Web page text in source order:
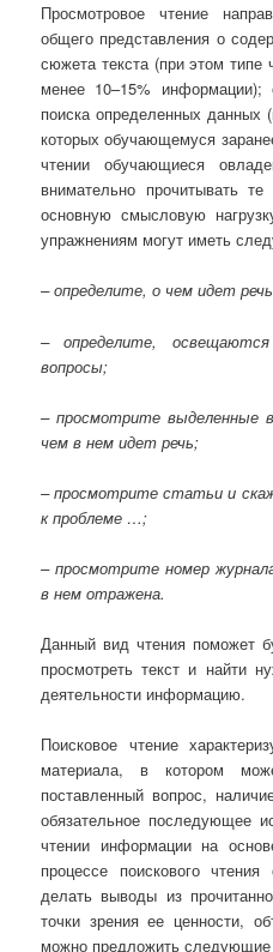
Просмотровое чтение
общего представления о
сюжета текста (при этом
менее 10–15% информации);
поиска определенных данных
которых обучающемуся
чтении обучающиеся
внимательно прочитывать
основную смысловую
упражнениям могут иметь
– определите, о чем идет
– определите,
вопросы;
– просмотрите выделенные
чем в нем идет речь;
– просмотрите статьи и
к проблеме …;
– просмотрите номер
в нем отражена.
Данный вид чтения поможет
просмотреть текст и найти
деятельности информацию.
Поисковое чтение
материала, в котором
поставленный вопрос,
обязательное последующее
чтении информации на
процессе поискового
делать выводы из
точки зрения ее ценности,
можно предложить следующие